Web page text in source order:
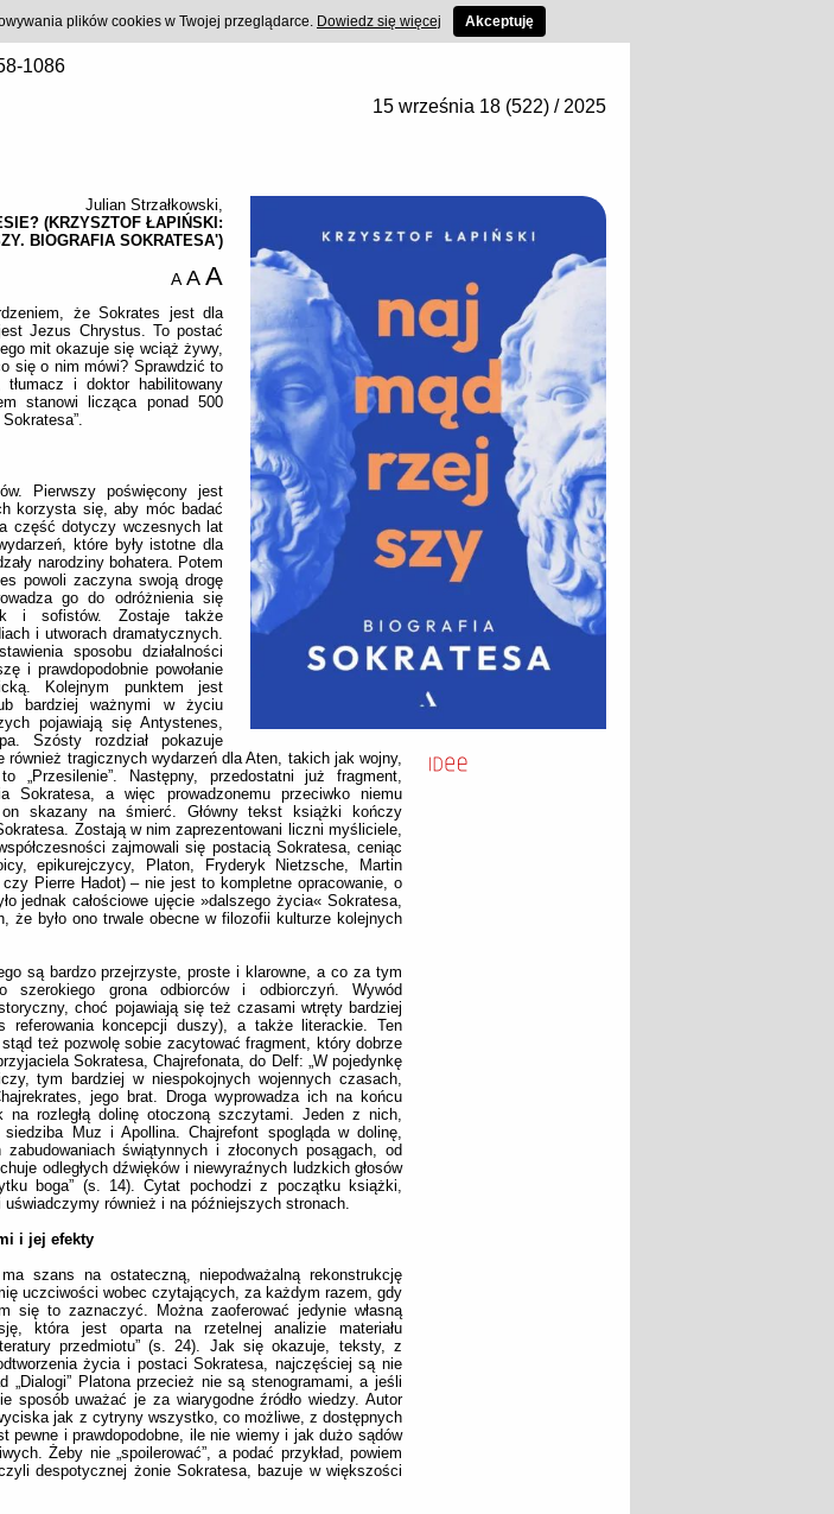
1086
15 września 18 (522) / 2025
Julian Strzałkowski,
(KRZYSZTOF ŁAPIŃSKI:
BIOGRAFIA SOKRATESA')
A A A
że Sokrates jest dla
Jezus Chrystus. To postać
mit okazuje się wciąż żywy,
się o nim mówi? Sprawdzić to
tłumacz i doktor habilitowany
stanowi licząca ponad 500
Pierwszy poświęcony jest
korzysta się, aby móc badać
część dotyczy wczesnych lat
które były istotne dla
narodziny bohatera. Potem
powoli zaczyna swoją drogę
go do odróżnienia się
i sofistów. Zostaje także
i utworach dramatycznych.
sposobu działalności
i prawdopodobnie powołanie
Kolejnym punktem jest
bardziej ważnymi w życiu
pojawiają się Antystenes,
Szósty rozdział pokazuje
tragicznych wydarzeń dla Aten, takich jak wojny,
Następny, przedostatni już fragment,
Sokratesa, a więc prowadzonemu przeciwko niemu
skazany na śmierć. Główny tekst książki kończy
Zostają w nim zaprezentowani liczni myśliciele,
zajmowali się postacią Sokratesa, ceniąc
epikurejczycy, Platon, Fryderyk Nietzsche, Martin
czy Pierre Hadot) – nie jest to kompletne opracowanie, o
jednak całościowe ujęcie »dalszego życia« Sokratesa,
że było ono trwale obecne w filozofii kulturze kolejnych
są bardzo przejrzyste, proste i klarowne, a co za tym
grona odbiorców i odbiorczyń. Wywód
choć pojawiają się też czasami wtręty bardziej
referowania koncepcji duszy), a także literackie. Ten
też pozwolę sobie zacytować fragment, który dobrze
Sokratesa, Chajrefonata, do Delf: „W pojedynkę
tym bardziej w niespokojnych wojennych czasach,
jego brat. Droga wyprowadza ich na końcu
rozległą dolinę otoczoną szczytami. Jeden z nich,
Muz i Apollina. Chajrefont spogląda w dolinę,
świątynnych i złoconych posągach, od
odległych dźwięków i niewyraźnych ludzkich głosów
boga” (s. 14). Cytat pochodzi z początku książki,
również i na późniejszych stronach.
i jej efekty
szans na ostateczną, niepodważalną rekonstrukcję
uczciwości wobec czytających, za każdym razem, gdy
się to zaznaczyć. Można zaoferować jedynie własną
która jest oparta na rzetelnej analizie materiału
przedmiotu” (s. 24). Jak się okazuje, teksty, z
życia i postaci Sokratesa, najczęściej są nie
„Dialogi” Platona przecież nie są stenogramami, a jeśli
sposób uważać je za wiarygodne źródło wiedzy. Autor
jak z cytryny wszystko, co możliwe, z dostępnych
pewne i prawdopodobne, ile nie wiemy i jak dużo sądów
Żeby nie „spoilerować”, a podać przykład, powiem
despotycznej żonie Sokratesa, bazuje w większości
plików cookies w Twojej przeglądarce. Dowiedz się więcej Akceptuję